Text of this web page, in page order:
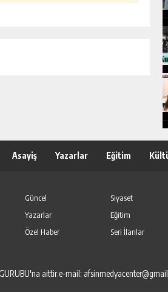
Asayiş Yazarlar Eğitim
Güncel Siyaset
Yazarlar Eğitim
Özel Haber Seri İlanlar
GURUBU'na aittir.e-mail: